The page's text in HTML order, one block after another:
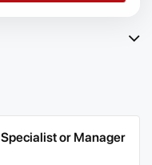
or Manager